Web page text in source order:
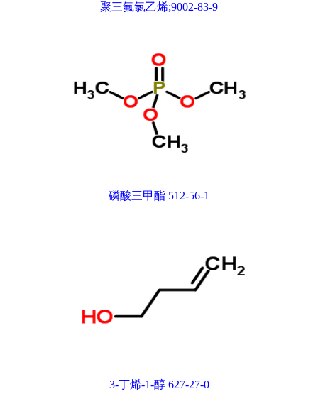
聚三氟氯乙烯;9002-83-9
磷酸三甲酯 512-56-1
3-丁烯-1-醇 627-27-0